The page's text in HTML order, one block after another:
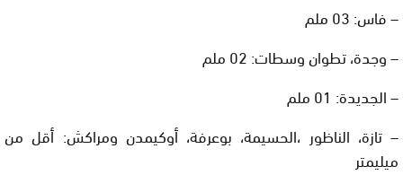
– فاس: 03 ملم
– وجدة، تطوان وسطات: 02 ملم
– الجديدة: 01 ملم
– تازة، الناظور ،الحسيمة، بوعرفة، أوكيمدن ومراكش: أقل من
ميليمتر